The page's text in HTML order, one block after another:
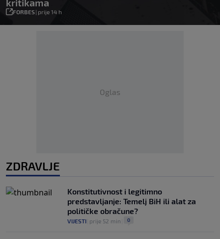
kritikama
FORBES| prije 14 h
Oglas
ZDRAVLJE
Konstitutivnost i legitimno
predstavljanje: Temelj BiH ili alat za
političke obračune?
VIJESTI prije 52 min 0